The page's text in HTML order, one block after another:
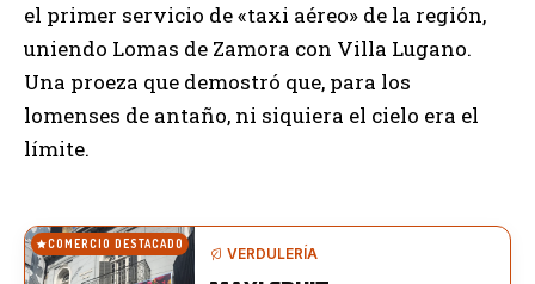
el primer servicio de «taxi aéreo» de la región,
uniendo Lomas de Zamora con Villa Lugano.
Una proeza que demostró que, para los
lomenses de antaño, ni siquiera el cielo era el
límite.
COMERCIO DESTACADO
VERDULERÍA